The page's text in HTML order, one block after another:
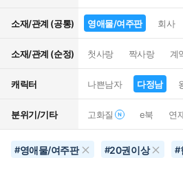
소재/관계 (공통) 영애물/여주판 회사
소재/관계 (순정) 첫사랑 짝사랑 계
캐릭터 나쁜남자 다정남
분위기/기타 고화질 e북 연
#영애물/여주판 #20권이상 #